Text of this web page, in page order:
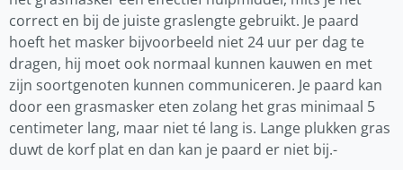
correct en bij de juiste graslengte gebruikt. Je paard
hoeft het masker bijvoorbeeld niet 24 uur per dag te
dragen, hij moet ook normaal kunnen kauwen en met
zijn soortgenoten kunnen communiceren. Je paard kan
door een grasmasker eten zolang het gras minimaal 5
centimeter lang, maar niet té lang is. Lange plukken gras
duwt de korf plat en dan kan je paard er niet bij.-